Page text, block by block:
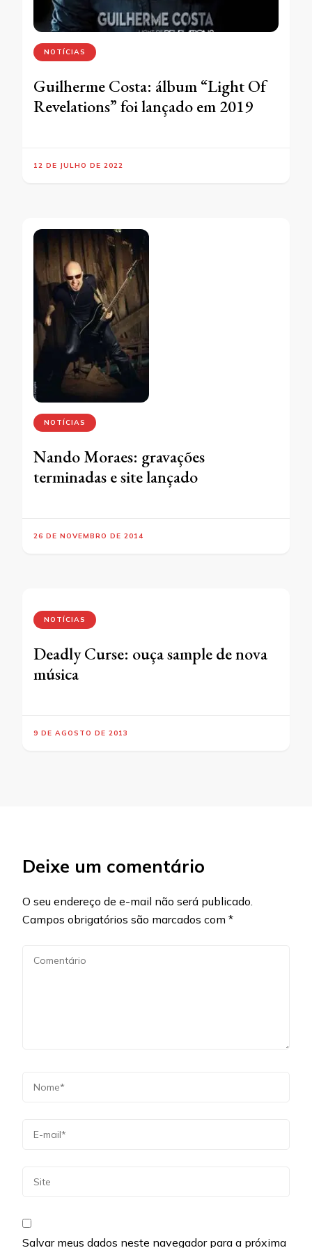
NOTÍCIAS
Guilherme Costa: álbum “Light Of
Revelations” foi lançado em 2019
12 DE JULHO DE 2022
NOTÍCIAS
Nando Moraes: gravações
terminadas e site lançado
26 DE NOVEMBRO DE 2014
NOTÍCIAS
Deadly Curse: ouça sample de nova
música
9 DE AGOSTO DE 2013
Deixe um comentário
O seu endereço de e-mail não será publicado.
Campos obrigatórios são marcados com *
Salvar meus dados neste navegador para a próxima